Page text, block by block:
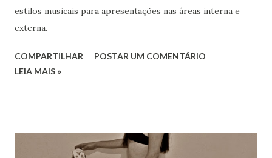
estilos musicais para apresentações nas áreas interna e
externa.
COMPARTILHAR
POSTAR UM COMENTÁRIO
LEIA MAIS »